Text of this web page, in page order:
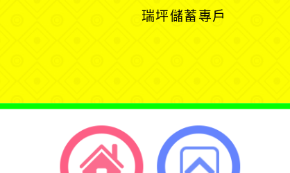
瑞坪儲蓄專戶